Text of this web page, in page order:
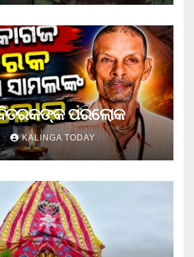
ପରଲୋକ
KALINGA TODAY